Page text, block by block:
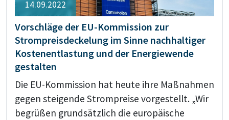
14.09.2022
Vorschläge der EU-Kommission zur
Strompreisdeckelung im Sinne nachhaltiger
Kostenentlastung und der Energiewende
gestalten
Die EU-Kommission hat heute ihre Maßnahmen
gegen steigende Strompreise vorgestellt. „Wir
begrüßen grundsätzlich die europäische